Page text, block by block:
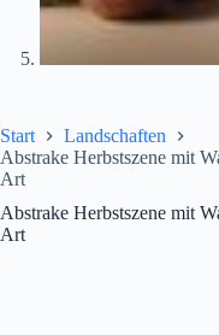
Start
Landschaften
Abstrake Herbstszene mit
Art
Abstrake Herbstszene mit
Art